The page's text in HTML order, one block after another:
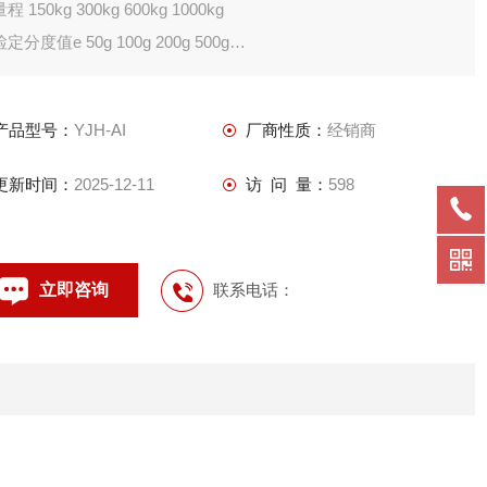
量程 150kg 300kg 600kg 1000kg
检定分度值e 50g 100g 200g 500g
品型号： YJH-AI 厂商性质： 经销商
新时间： 2025-12-11 访 问 量： 598
立即咨询 联系电话：